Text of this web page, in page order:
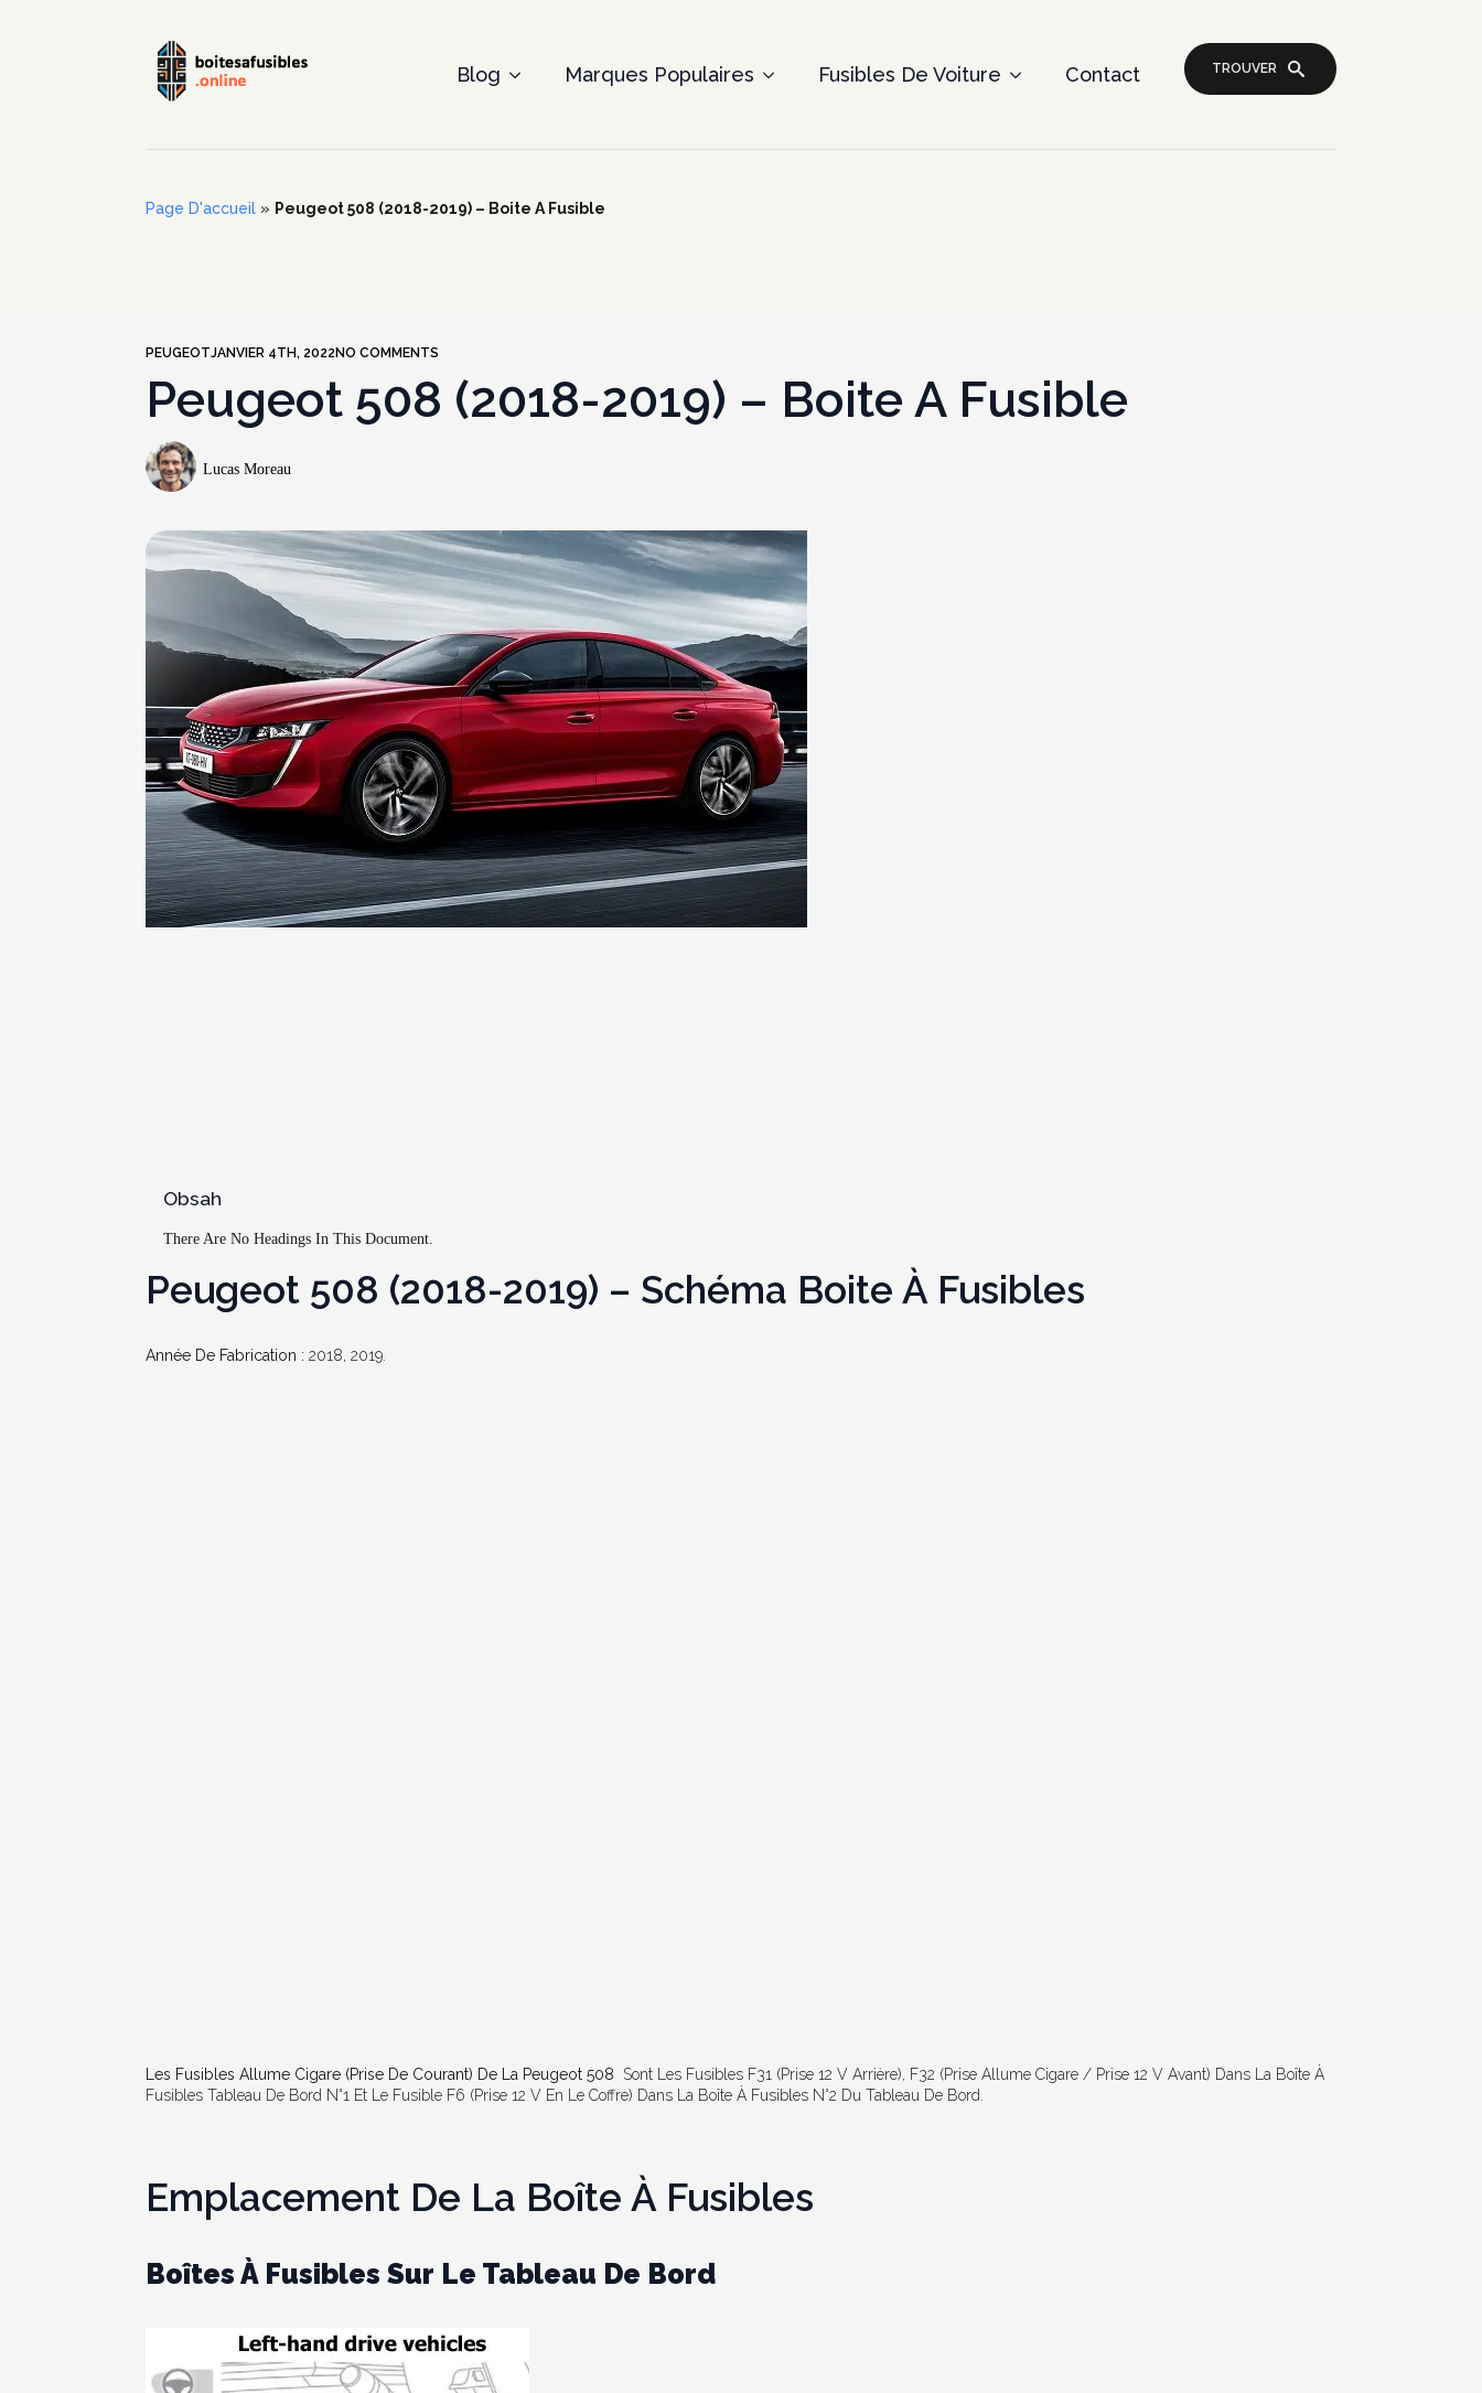
Blog Marques Populaires Fusibles De Voiture Contact TROUVER
Page D'accueil » Peugeot 508 (2018-2019) – Boite A Fusible
PEUGEOTJANVIER 4TH, 2022 NO COMMENTS
Peugeot 508 (2018-2019) – Boite A Fusible
Lucas Moreau
Obsah
There Are No Headings In This Document.
Peugeot 508 (2018-2019) – Schéma Boite À Fusibles
Année De Fabrication : 2018, 2019.
Les Fusibles Allume Cigare (prise De Courant) De La Peugeot 508 Sont Les Fusibles F31 (prise 12 V Arrière), F32 (prise Allume Cigare / Prise 12 V Avant) Dans La Boîte À
Fusibles Tableau De Bord N°1 Et Le Fusible F6 (prise 12 V En Le Coffre) Dans La Boîte À Fusibles N°2 Du Tableau De Bord.
Emplacement De La Boîte À Fusibles
Boîtes À Fusibles Sur Le Tableau De Bord